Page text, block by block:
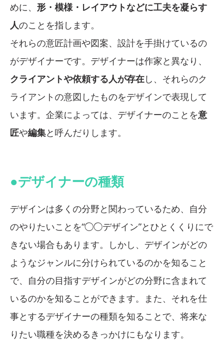
めに、 形・模様・レイアウトなどに工夫を凝らす
人のことを指します。
それらの意匠計画や図案、設計を手掛けているの
がデザイナーです。デザイナーは作家と異なり、
クライアントや依頼する人が存在し、それらのク
ライアントの意図したものをデザインで表現して
います。企業によっては、デザイナーのことを意
匠や編集と呼んだりします。
●デザイナーの種類
デザインは多くの分野と関わっているため、自分
のやりたいことを“◯◯デザイン”とひとくくりにで
きない場合もあります。しかし、デザインがどの
ようなジャンルに分けられているのかを知ること
で、自分の目指すデザインがどの分野に含まれて
いるのかを知ることができます。また、それを仕
事とするデザイナーの種類を知ることで、将来な
りたい職種を決めるきっかけにもなります。